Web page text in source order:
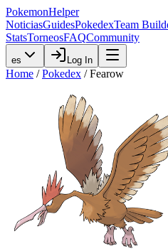
PokemonHelper
NoticiasGuidesPokedexTeam
StatsTorneosFAQCommunity
es Log In
Home / Pokedex / Fearow